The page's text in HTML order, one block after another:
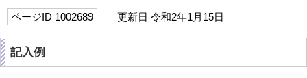
ページID 1002689 更新日 令和2年1月15日
記入例